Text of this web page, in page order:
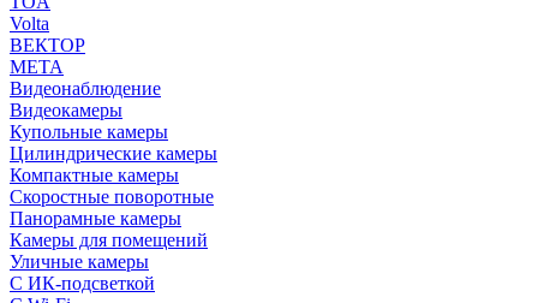
Volta
ВЕКТОР
МЕТА
Видеонаблюдение
Видеокамеры
Купольные камеры
Цилиндрические камеры
Компактные камеры
Скоростные поворотные
Панорамные камеры
Камеры для помещений
Уличные камеры
С ИК-подсветкой